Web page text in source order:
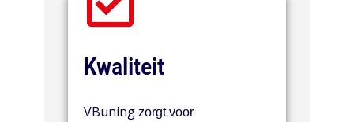
Kwaliteit
VBuning zorgt voor